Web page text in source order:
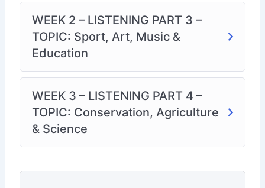
WEEK 2 – LISTENING PART 3 –
TOPIC: Sport, Art, Music &
Education
WEEK 3 – LISTENING PART 4 –
TOPIC: Conservation, Agriculture
& Science